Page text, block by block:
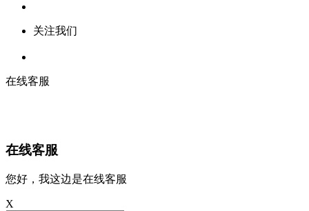
关注我们
在线客服
在线客服
您好，我这边是在线客服
X